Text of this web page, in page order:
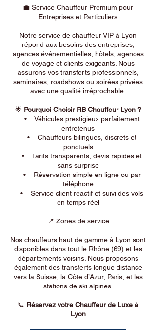
💼 Service Chauffeur Premium pour
Entreprises et Particuliers
Notre service de chauffeur VIP à Lyon
répond aux besoins des entreprises,
agences événementielles, hôtels, agences
de voyage et clients exigeants. Nous
assurons vos transferts professionnels,
séminaires, roadshows ou soirées privées
avec une qualité irréprochable.
🌟 Pourquoi Choisir RB Chauffeur Lyon ?
• Véhicules prestigieux parfaitement
entretenus
• Chauffeurs bilingues, discrets et
ponctuels
• Tarifs transparents, devis rapides et
sans surprise
• Réservation simple en ligne ou par
téléphone
• Service client réactif et suivi des vols
en temps réel
📍 Zones de service
Nos chauffeurs haut de gamme à Lyon sont
disponibles dans tout le Rhône (69) et les
départements voisins. Nous proposons
également des transferts longue distance
vers la Suisse, la Côte d’Azur, Paris, et les
stations de ski alpines.
📞 Réservez votre Chauffeur de Luxe à
Lyon